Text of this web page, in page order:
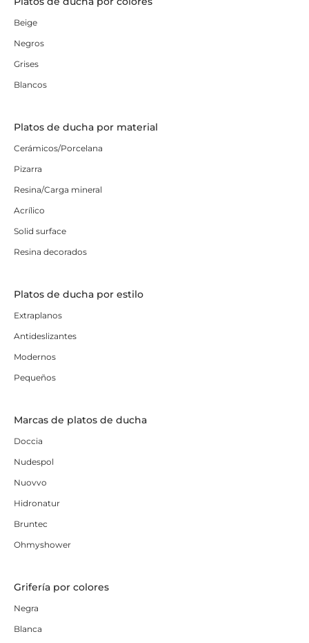
Beige
Negros
Grises
Blancos
Platos de ducha por material
Cerámicos/Porcelana
Pizarra
Resina/Carga mineral
Acrílico
Solid surface
Resina decorados
Platos de ducha por estilo
Extraplanos
Antideslizantes
Modernos
Pequeños
Marcas de platos de ducha
Doccia
Nudespol
Nuovvo
Hidronatur
Bruntec
Ohmyshower
Grifería por colores
Negra
Blanca